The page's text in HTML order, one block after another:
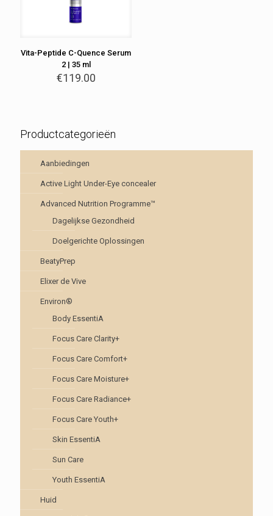
Vita-Peptide C-Quence Serum
2 | 35 ml
€119.00
Productcategorieën
Aanbiedingen
Active Light Under-Eye concealer
Advanced Nutrition Programme™
Dagelijkse Gezondheid
Doelgerichte Oplossingen
BeatyPrep
Elixer de Vive
Environ®
Body EssentiA
Focus Care Clarity+
Focus Care Comfort+
Focus Care Moisture+
Focus Care Radiance+
Focus Care Youth+
Skin EssentiA
Sun Care
Youth EssentiA
Huid